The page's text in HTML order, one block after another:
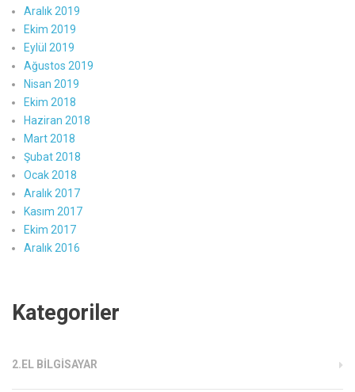
Aralık 2019
Ekim 2019
Eylül 2019
Ağustos 2019
Nisan 2019
Ekim 2018
Haziran 2018
Mart 2018
Şubat 2018
Ocak 2018
Aralık 2017
Kasım 2017
Ekim 2017
Aralık 2016
Kategoriler
2.EL BILGISAYAR